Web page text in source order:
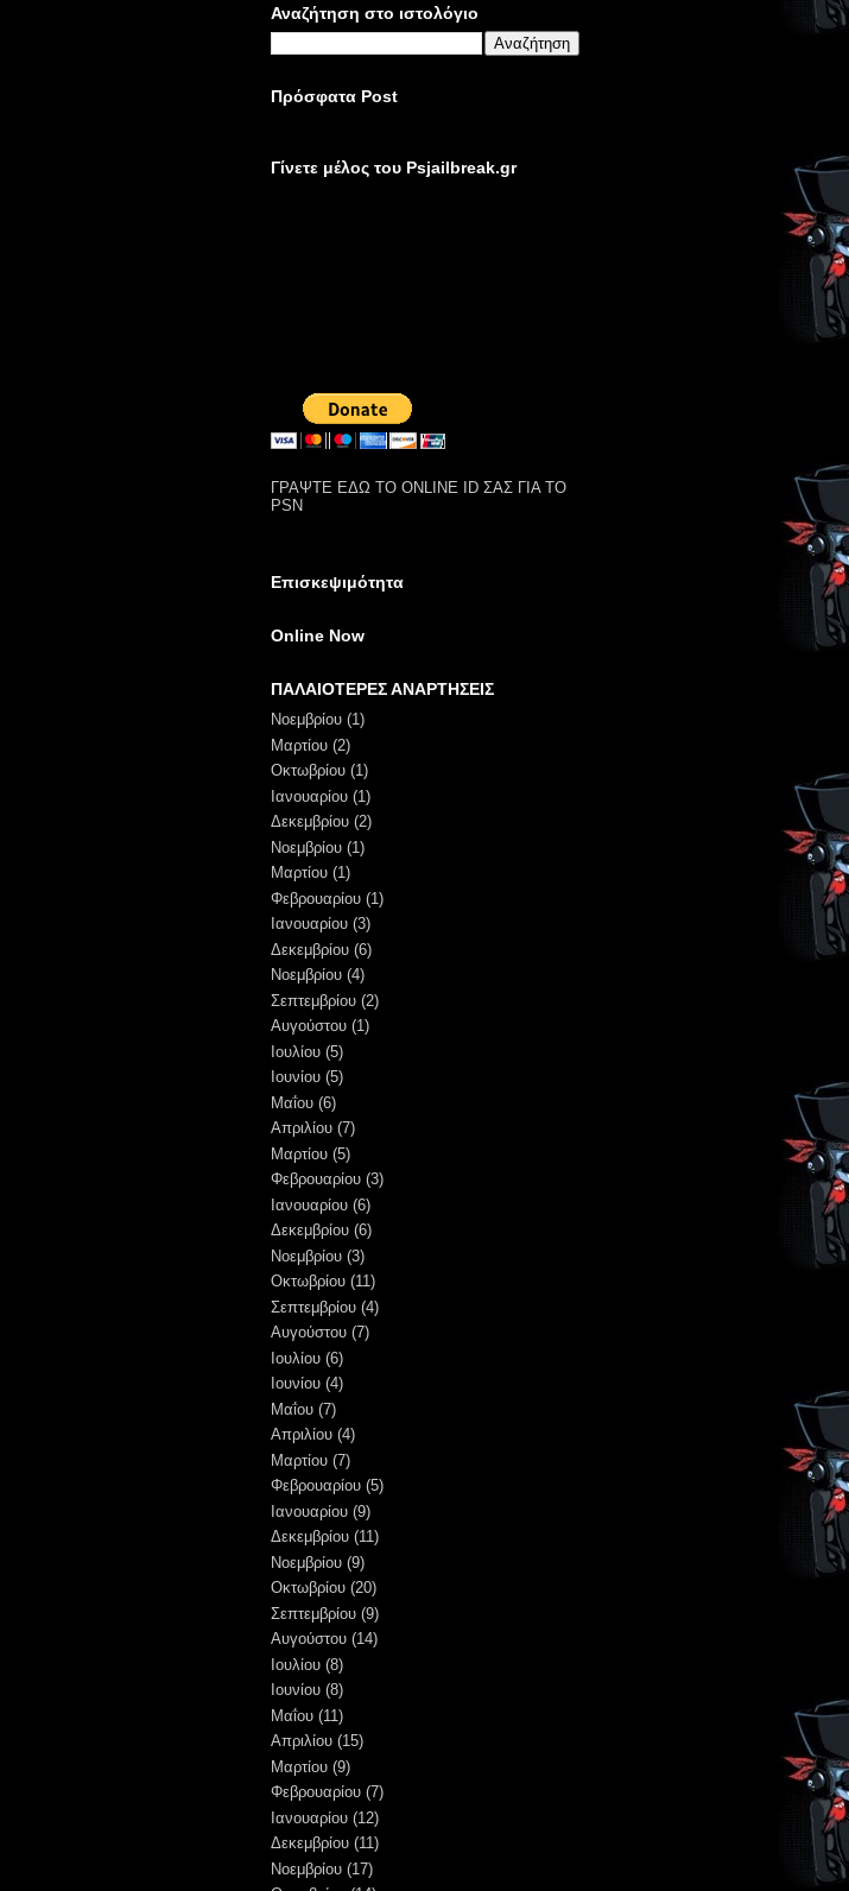
Αναζήτηση στο ιστολόγιο
Πρόσφατα Post
Γίνετε μέλος του Psjailbreak.gr
ΓΡΑΨΤΕ ΕΔΩ ΤΟ ONLINE ID ΣΑΣ ΓΙΑ ΤΟ
PSN
Επισκεψιμότητα
Online Now
ΠΑΛΑΙΟΤΕΡΕΣ ΑΝΑΡΤΗΣΕΙΣ
Νοεμβρίου (1)
Μαρτίου (2)
Οκτωβρίου (1)
Ιανουαρίου (1)
Δεκεμβρίου (2)
Νοεμβρίου (1)
Μαρτίου (1)
Φεβρουαρίου (1)
Ιανουαρίου (3)
Δεκεμβρίου (6)
Νοεμβρίου (4)
Σεπτεμβρίου (2)
Αυγούστου (1)
Ιουλίου (5)
Ιουνίου (5)
Μαΐου (6)
Απριλίου (7)
Μαρτίου (5)
Φεβρουαρίου (3)
Ιανουαρίου (6)
Δεκεμβρίου (6)
Νοεμβρίου (3)
Οκτωβρίου (11)
Σεπτεμβρίου (4)
Αυγούστου (7)
Ιουλίου (6)
Ιουνίου (4)
Μαΐου (7)
Απριλίου (4)
Μαρτίου (7)
Φεβρουαρίου (5)
Ιανουαρίου (9)
Δεκεμβρίου (11)
Νοεμβρίου (9)
Οκτωβρίου (20)
Σεπτεμβρίου (9)
Αυγούστου (14)
Ιουλίου (8)
Ιουνίου (8)
Μαΐου (11)
Απριλίου (15)
Μαρτίου (9)
Φεβρουαρίου (7)
Ιανουαρίου (12)
Δεκεμβρίου (11)
Νοεμβρίου (17)